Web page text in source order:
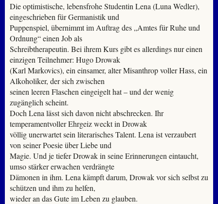
Die optimistische, lebensfrohe Studentin Lena (Luna Wedler),
eingeschrieben für Germanistik und
Puppenspiel, übernimmt im Auftrag des „Amtes für Ruhe und
Ordnung“ einen Job als
Schreibtherapeutin. Bei ihrem Kurs gibt es allerdings nur einen
einzigen Teilnehmer: Hugo Drowak
(Karl Markovics), ein einsamer, alter Misanthrop voller Hass, ein
Alkoholiker, der sich zwischen
seinen leeren Flaschen eingeigelt hat – und der wenig
zugänglich scheint.
Doch Lena lässt sich davon nicht abschrecken. Ihr
temperamentvoller Ehrgeiz weckt in Drowak
völlig unerwartet sein literarisches Talent. Lena ist verzaubert
von seiner Poesie über Liebe und
Magie. Und je tiefer Drowak in seine Erinnerungen eintaucht,
umso stärker erwachen verdrängte
Dämonen in ihm. Lena kämpft darum, Drowak vor sich selbst zu
schützen und ihm zu helfen,
wieder an das Gute im Leben zu glauben.